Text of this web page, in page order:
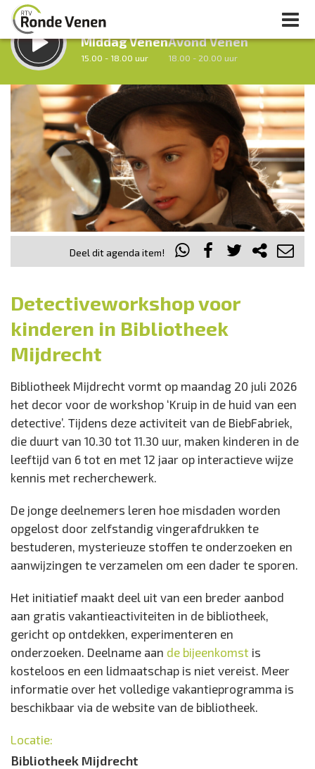
LUISTER LIVE:
Middag Venen
15.00 - 18.00 uur
Avond Venen
18.00 - 20.00 uur
Vorig uur uur 1 van 0 Volgend uur
Inklappen
Deel dit agenda item!
Bibliotheek Mijdrecht
Dr. van der Haarlaan
Wanneer:
Maandag 20 juli van 10.30 tot 11.30 uur
Entree:
Gratis na aanmelding
Detectiveworkshop voor
kinderen in Bibliotheek
Mijdrecht
Bibliotheek Mijdrecht vormt op maandag 20 juli 2026
het decor voor de workshop ‘Kruip in de huid van een
detective’. Tijdens deze activiteit van de BiebFabriek,
die duurt van 10.30 tot 11.30 uur, maken kinderen in de
leeftijd van 6 tot en met 12 jaar op interactieve wijze
kennis met recherchewerk.
De jonge deelnemers leren hoe misdaden worden
opgelost door zelfstandig vingerafdrukken te
bestuderen, mysterieuze stoffen te onderzoeken en
aanwijzingen te verzamelen om een dader te sporen.
Het initiatief maakt deel uit van een breder aanbod
aan gratis vakantieactiviteiten in de bibliotheek,
gericht op ontdekken, experimenteren en
onderzoeken. Deelname aan de bijeenkomst is
kosteloos en een lidmaatschap is niet vereist. Meer
informatie over het volledige vakantieprogramma is
beschikbaar via de website van de bibliotheek.
Locatie:
Bibliotheek Mijdrecht